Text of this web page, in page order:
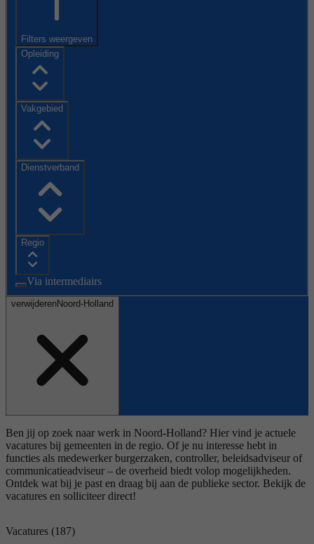
Ben jij op zoek naar werk in Noord-Holland? Hier vind je actuele
vacatures bij gemeenten in de regio. Of je nu interesse hebt in
functies als medewerker burgerzaken, controller, beleidsadviseur of
communicatieadviseur – de overheid biedt volop mogelijkheden.
Ontdek wat bij je past en draag bij aan de publieke sector. Bekijk de
vacatures en solliciteer direct!
Filters weergeven
Opleiding
Vakgebied
Dienstverband
Regio
Via intermediairs
verwijderenNoord-Holland
Vacatures (187)